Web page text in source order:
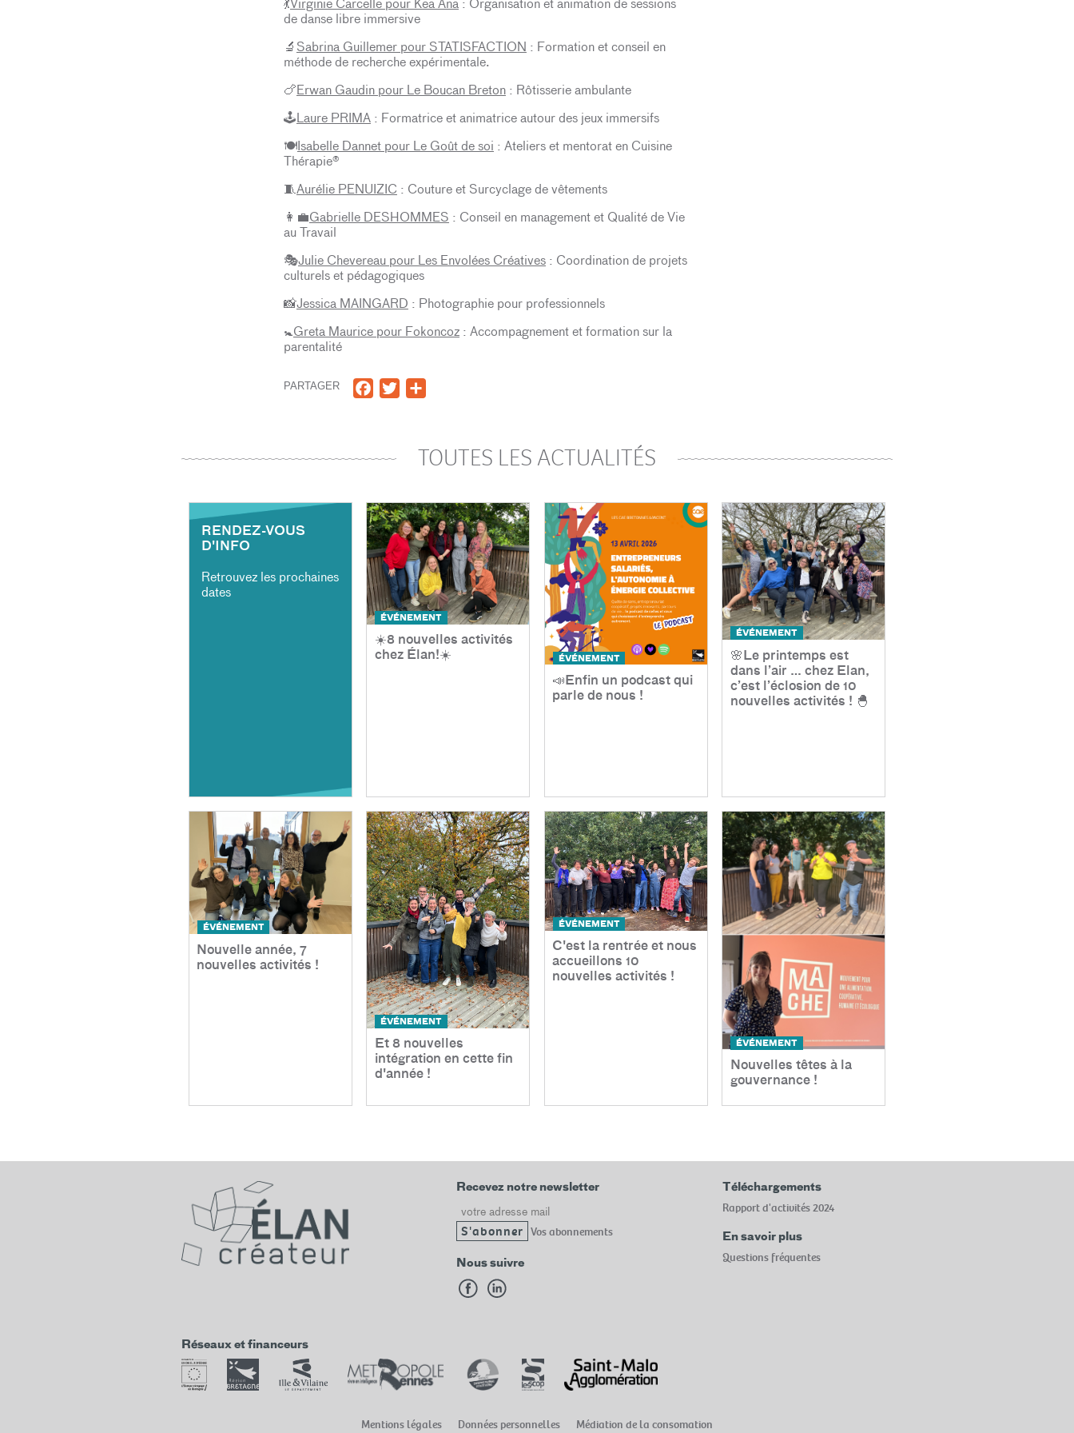
💃Virginie Carcelle pour Kea Ana: Organisation et animation de sessions
de danse libre immersive
🔬 Sabrina Guillemer pour STATISFACTION : Formation et conseil en
méthode de recherche expérimentale.
🍗Erwan Gaudin pour Le Boucan Breton: Rôtisserie ambulante
🕹️Laure PRIMA: Formatrice et animatrice autour des jeux immersifs
🍽️Isabelle Dannet pour Le Goût de soi : Ateliers et mentorat en Cuisine
Thérapie®
🧵Aurélie PENUIZIC : Couture et Surcyclage de vêtements
👩‍💼Gabrielle DESHOMMES : Conseil en management et Qualité de Vie
au Travail
🎭Julie Chevereau pour Les Envolées Créatives: Coordination de projets
culturels et pédagogiques
📸Jessica MAINGARD : Photographie pour professionnels
🚼Greta Maurice pour Fokoncoz: Accompagnement et formation sur la
parentalité
PARTAGER Facebook
TwitterShare
TOUTES LES ACTUALITÉS
RENDEZ-VOUS
D'INFO
Retrouvez les prochaines
dates
ÉVÉNEMENT
☀️8 nouvelles activités
chez Élan!☀️
ÉVÉNEMENT
📣Enfin un podcast qui
parle de nous !
ÉVÉNEMENT
🌸Le printemps est
dans l’air … chez Elan,
c’est l’éclosion de 10
nouvelles activités ! 🐣
ÉVÉNEMENT
Nouvelle année, 7
nouvelles activités !
ÉVÉNEMENT
Et 8 nouvelles
intégration en cette fin
d'année !
ÉVÉNEMENT
C'est la rentrée et nous
accueillons 10
nouvelles activités !
ÉVÉNEMENT
Nouvelles têtes à la
gouvernance !
Recevez notre newsletter
Email
Vos abonnements
Nous suivre
Téléchargements
Rapport d'activités 2024
En savoir plus
Questions fréquentes
Réseaux et financeurs
Mentions légales Données personnelles Médiation de la consomation